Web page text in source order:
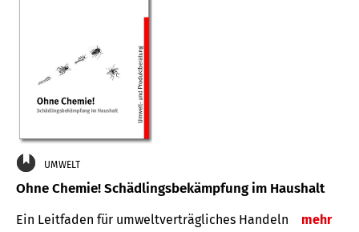
UMWELT
Ohne Chemie! Schädlingsbekämpfung im Haushalt
Ein Leitfaden für um­welt­ver­träg­liches Han­deln mehr